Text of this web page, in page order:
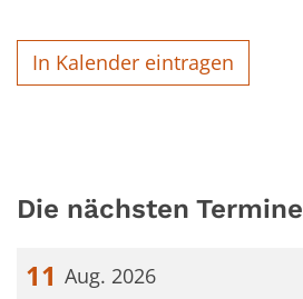
In Kalender eintragen
Die nächsten Termine
11 Aug. 2026